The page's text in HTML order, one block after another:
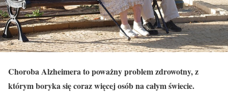
Choroba Alzheimera to poważny problem zdrowotny, z
którym boryka się coraz więcej osób na całym świecie.